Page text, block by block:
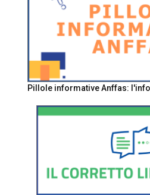
Pillole informative Anffas: